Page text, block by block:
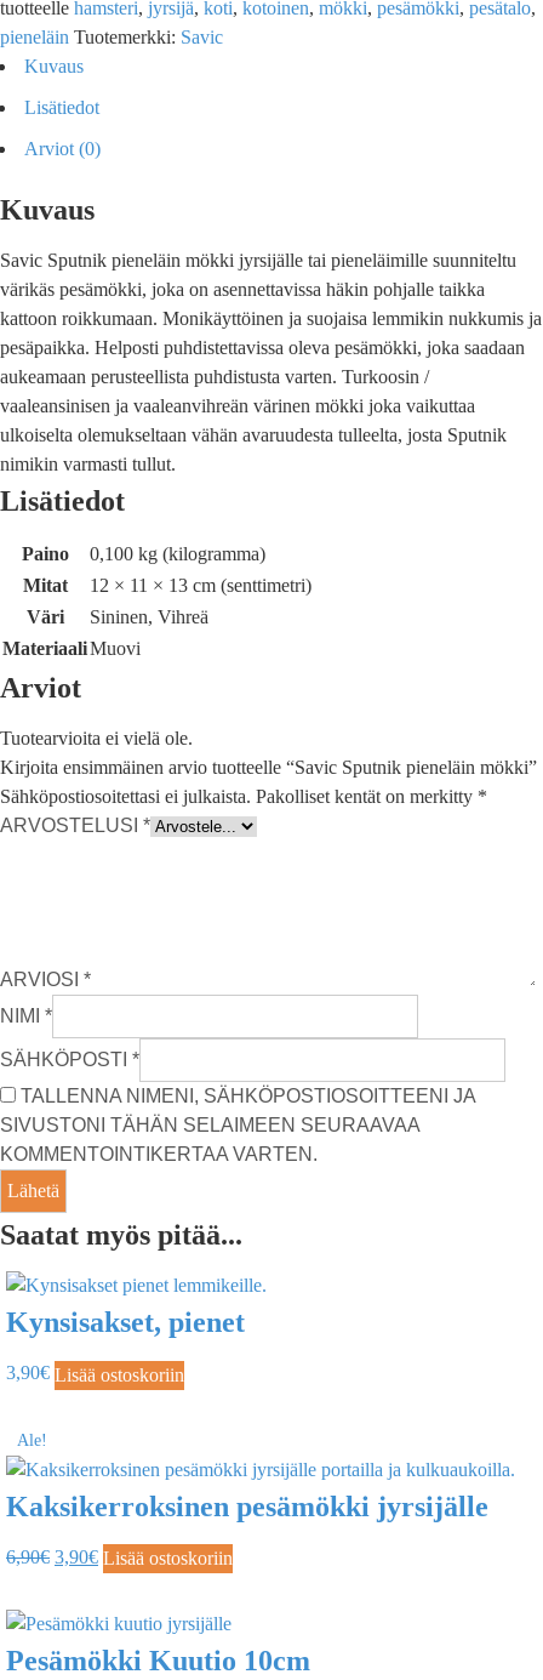
tuotteelle hamsteri, jyrsijä, koti, kotoinen, mökki, pesämökki, pesätalo,
pieneläin Tuotemerkki: Savic
Kuvaus
Lisätiedot
Arviot (0)
Kuvaus
Savic Sputnik pieneläin mökki jyrsijälle tai pieneläimille suunniteltu
värikäs pesämökki, joka on asennettavissa häkin pohjalle taikka
kattoon roikkumaan. Monikäyttöinen ja suojaisa lemmikin nukkumis ja
pesäpaikka. Helposti puhdistettavissa oleva pesämökki, joka saadaan
aukeamaan perusteellista puhdistusta varten. Turkoosin /
vaaleansinisen ja vaaleanvihreän värinen mökki joka vaikuttaa
ulkoiselta olemukseltaan vähän avaruudesta tulleelta, josta Sputnik
nimikin varmasti tullut.
Lisätiedot
Paino
0,100 kg (kilogramma)
Mitat
12 × 11 × 13 cm (senttimetri)
Väri
Sininen, Vihreä
MateriaaliMuovi
Arviot
Tuotearvioita ei vielä ole.
Kirjoita ensimmäinen arvio tuotteelle “Savic Sputnik pieneläin mökki”
Sähköpostiosoitettasi ei julkaista. Pakolliset kentät on merkitty *
ARVOSTELUSI *
ARVIOSI *
NIMI *
SÄHKÖPOSTI *
TALLENNA NIMENI, SÄHKÖPOSTIOSOITTEENI JA
SIVUSTONI TÄHÄN SELAIMEEN SEURAAVAA
KOMMENTOINTIKERTAA VARTEN.
Saatat myös pitää...
Kynsisakset, pienet
3,90€ Lisää ostoskoriin
Ale!
Kaksikerroksinen pesämökki jyrsijälle
6,90€ 3,90€ Lisää ostoskoriin
Pesämökki Kuutio 10cm